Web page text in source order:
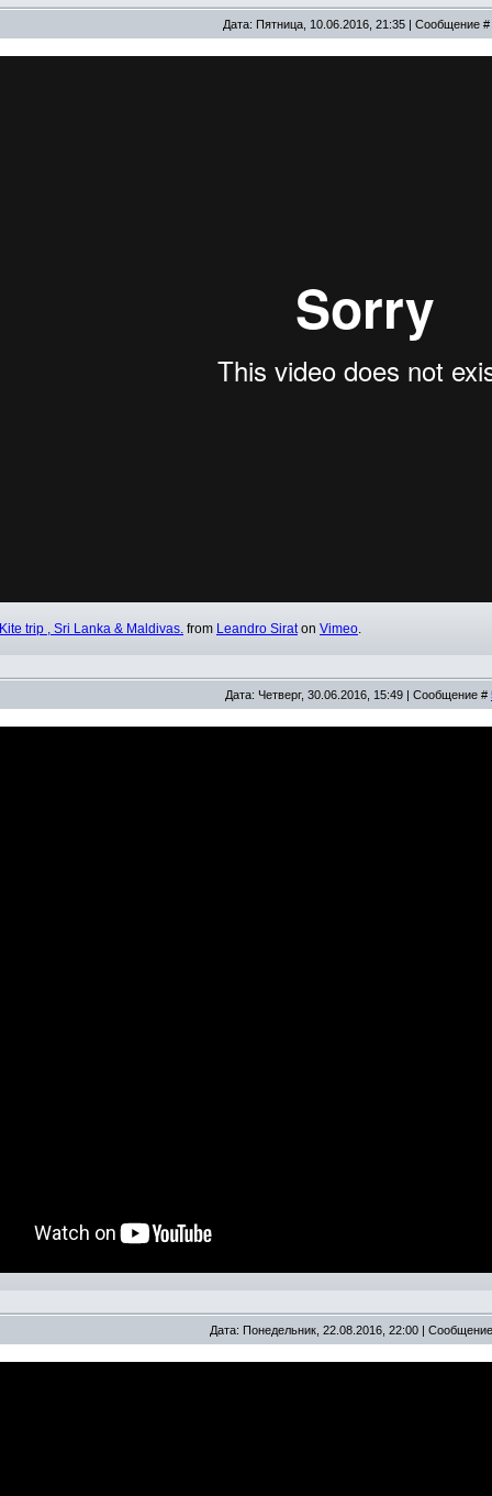
Дата: Пятница, 10.06.2016, 21:35 | Сообщение #
trip , Sri Lanka & Maldivas. from Leandro Siraton Vimeo.
Дата: Четверг, 30.06.2016, 15:49 | Сообщение #
Дата: Понедельник, 22.08.2016, 22:00 |